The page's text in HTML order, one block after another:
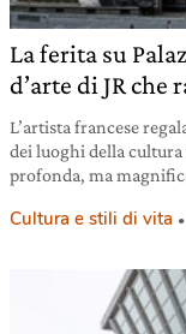
La ferita su
d’arte di JR che
L’artista francese
dei luoghi della cultura
profonda, ma
Cultura e stili di vita